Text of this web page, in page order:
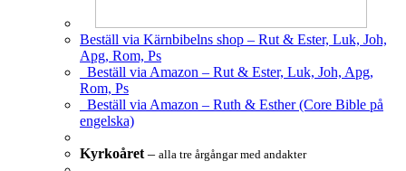
Beställ via Kärnbibelns shop – Rut & Ester, Luk, Joh,
Apg, Rom, Ps
Beställ via Amazon – Rut & Ester, Luk, Joh, Apg,
Rom, Ps
Beställ via Amazon – Ruth & Esther (Core Bible på
engelska)
Kyrkoåret – alla tre årgångar med andakter